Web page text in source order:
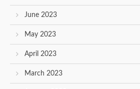
June 2023
May 2023
April 2023
March 2023